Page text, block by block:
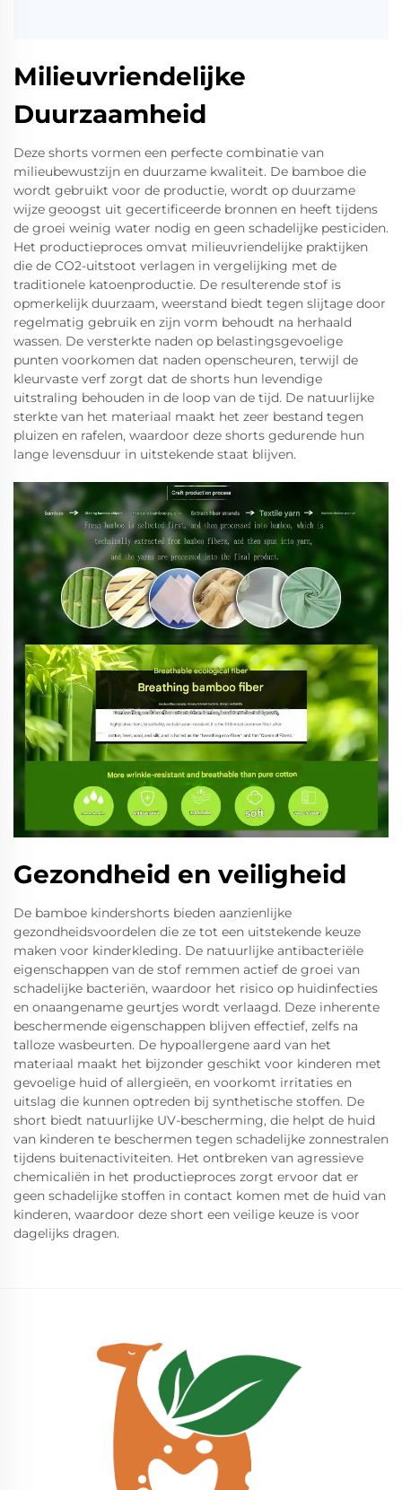
Milieuvriendelijke
Duurzaamheid
Deze shorts vormen een perfecte combinatie van
milieubewustzijn en duurzame kwaliteit. De bamboe die
wordt gebruikt voor de productie, wordt op duurzame
wijze geoogst uit gecertificeerde bronnen en heeft tijdens
de groei weinig water nodig en geen schadelijke pesticiden.
Het productieproces omvat milieuvriendelijke praktijken
die de CO2-uitstoot verlagen in vergelijking met de
traditionele katoenproductie. De resulterende stof is
opmerkelijk duurzaam, weerstand biedt tegen slijtage door
regelmatig gebruik en zijn vorm behoudt na herhaald
wassen. De versterkte naden op belastingsgevoelige
punten voorkomen dat naden openscheuren, terwijl de
kleurvaste verf zorgt dat de shorts hun levendige
uitstraling behouden in de loop van de tijd. De natuurlijke
sterkte van het materiaal maakt het zeer bestand tegen
pluizen en rafelen, waardoor deze shorts gedurende hun
lange levensduur in uitstekende staat blijven.
Gezondheid en veiligheid
De bamboe kindershorts bieden aanzienlijke
gezondheidsvoordelen die ze tot een uitstekende keuze
maken voor kinderkleding. De natuurlijke antibacteriële
eigenschappen van de stof remmen actief de groei van
schadelijke bacteriën, waardoor het risico op huidinfecties
en onaangename geurtjes wordt verlaagd. Deze inherente
beschermende eigenschappen blijven effectief, zelfs na
talloze wasbeurten. De hypoallergene aard van het
materiaal maakt het bijzonder geschikt voor kinderen met
gevoelige huid of allergieën, en voorkomt irritaties en
uitslag die kunnen optreden bij synthetische stoffen. De
short biedt natuurlijke UV-bescherming, die helpt de huid
van kinderen te beschermen tegen schadelijke zonnestralen
tijdens buitenactiviteiten. Het ontbreken van agressieve
chemicaliën in het productieproces zorgt ervoor dat er
geen schadelijke stoffen in contact komen met de huid van
kinderen, waardoor deze short een veilige keuze is voor
dagelijks dragen.